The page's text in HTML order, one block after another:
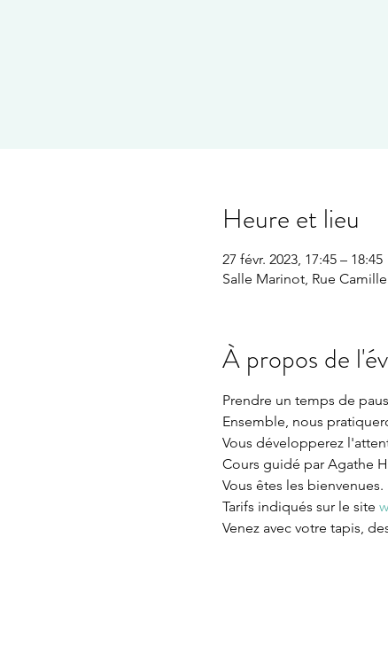
Heure et lieu
27 févr. 2023, 17:45 – 18:45
Salle Marinot, Rue
À propos de
Prendre un temps de
Ensemble, nous
Vous développerez
Cours guidé par Agathe
Vous êtes les bienvenues.
Tarifs indiqués sur le site
Venez avec votre tapis,